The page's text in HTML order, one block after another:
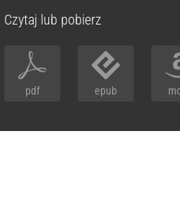
Czytaj lub pobierz
pdf epub